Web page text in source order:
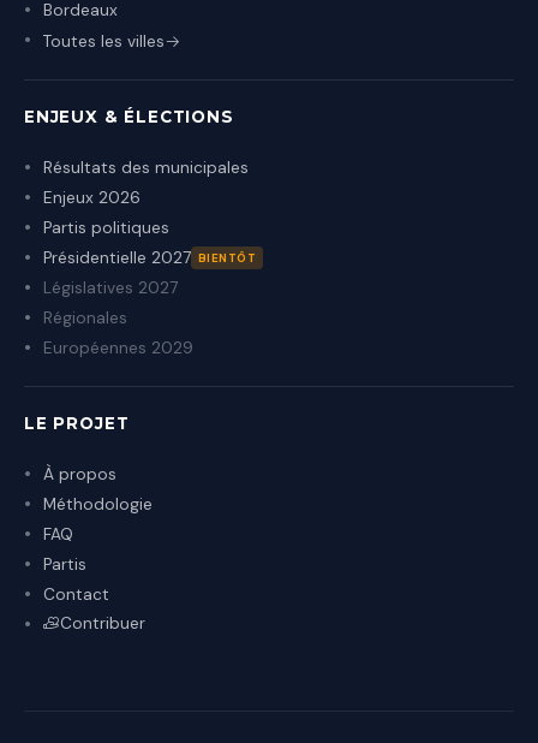
Bordeaux
Toutes les villes
ENJEUX & ÉLECTIONS
Résultats des municipales
Enjeux 2026
Partis politiques
Présidentielle 2027 BIENTÔT
Législatives 2027
Régionales
Européennes 2029
LE PROJET
À propos
Méthodologie
FAQ
Partis
Contact
Contribuer